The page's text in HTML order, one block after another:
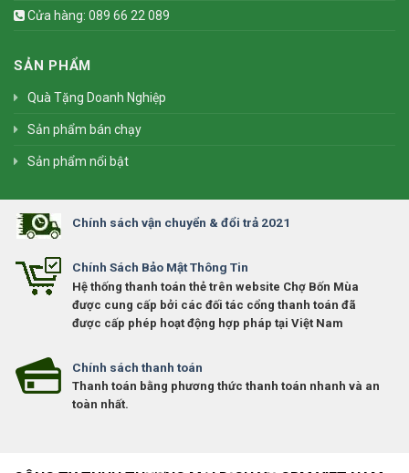
Cửa hàng: 089 66 22 089
SẢN PHẨM
Quà Tặng Doanh Nghiệp
Sản phẩm bán chạy
Sản phẩm nổi bật
Chính sách vận chuyển & đổi trả 2021
Chính Sách Bảo Mật Thông Tin
Hệ thống thanh toán thẻ trên website Chợ Bốn Mùa
được cung cấp bởi các đối tác cổng thanh toán đã
được cấp phép hoạt động hợp pháp tại Việt Nam
Chính sách thanh toán
Thanh toán bằng phương thức thanh toán nhanh và an
toàn nhất.